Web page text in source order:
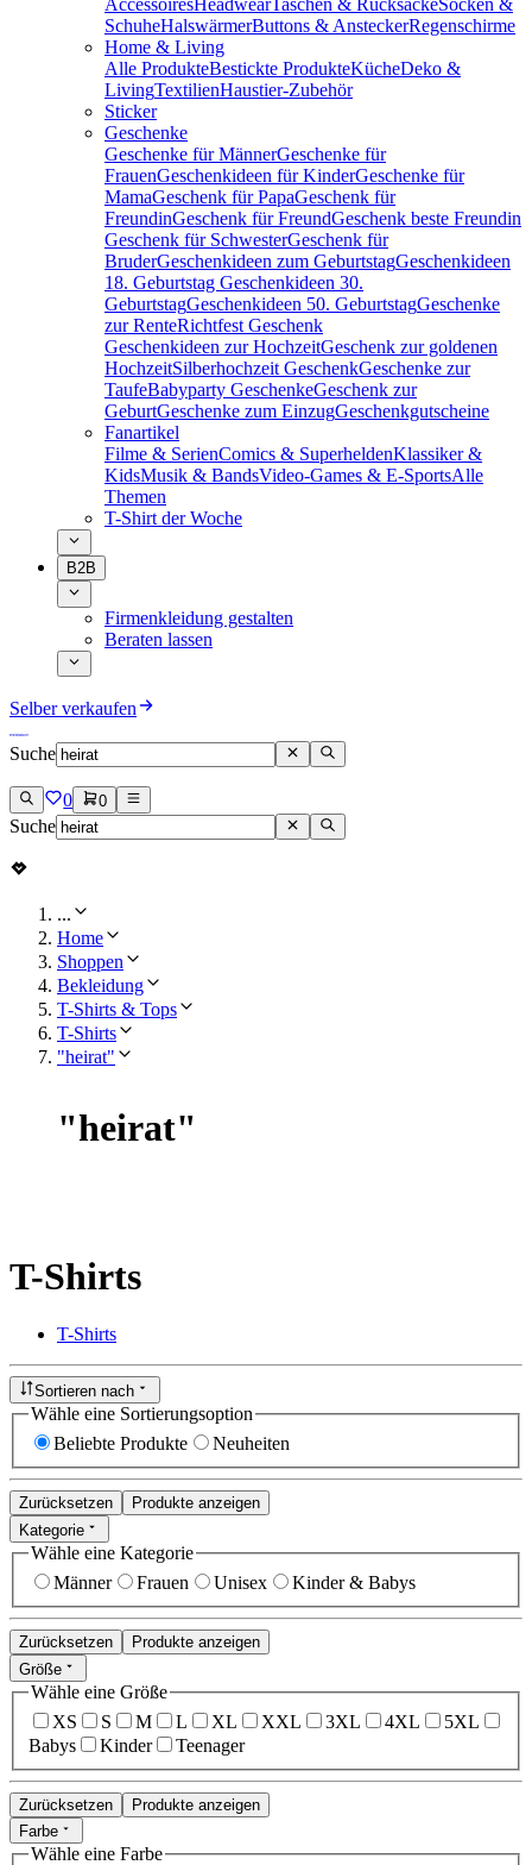
AccessoiresHeadwearTaschen & RucksäckeSocken &
SchuheHalswärmerButtons & AnsteckerRegenschirme
Home & Living
Alle ProdukteBestickte ProdukteKücheDeko &
LivingTextilienHaustier-Zubehör
Sticker
Geschenke
Geschenke für MännerGeschenke für
FrauenGeschenkideen für KinderGeschenke für
MamaGeschenk für PapaGeschenk für
FreundinGeschenk für FreundGeschenk beste Freundin
Geschenk für SchwesterGeschenk für
BruderGeschenkideen zum GeburtstagGeschenkideen
18. Geburtstag Geschenkideen 30.
GeburtstagGeschenkideen 50. GeburtstagGeschenke
zur RenteRichtfest Geschenk
Geschenkideen zur HochzeitGeschenk zur goldenen
HochzeitSilberhochzeit GeschenkGeschenke zur
TaufeBabyparty GeschenkeGeschenk zur
GeburtGeschenke zum EinzugGeschenkgutscheine
Fanartikel
Filme & SerienComics & SuperheldenKlassiker &
KidsMusik & BandsVideo-Games & E-SportsAlle
Themen
T-Shirt der Woche
B2B
Firmenkleidung gestalten
Beraten lassen
Selber verkaufen
Suche
0 0
Suche
...
Home
Shoppen
Bekleidung
T-Shirts & Tops
T-Shirts
"heirat"
"heirat"
T-Shirts
T-Shirts
Sortieren nach
Wähle eine Sortierungsoption
Beliebte Produkte
Neuheiten
Zurücksetzen
Produkte anzeigen
Kategorie
Wähle eine Kategorie
Männer
Frauen Unisex Kinder & Babys
Zurücksetzen
Produkte anzeigen
Größe
Wähle eine Größe
XS
S M L XL XXL 3XL 4XL
5XL
Babys
Kinder Teenager
Zurücksetzen
Produkte anzeigen
Farbe
Wähle eine Farbe